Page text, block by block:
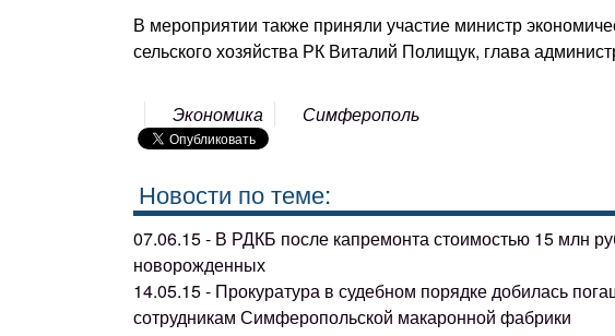
В мероприятии также приняли участие министр
сельского хозяйства РК Виталий Полищук, глава
Экономика Симферополь
Новости по теме:
07.06.15 - В РДКБ после капремонта стоимостью 15 млн
новорожденных
14.05.15 - Прокуратура в судебном порядке добилась
сотрудникам Симферопольской макаронной фабрики